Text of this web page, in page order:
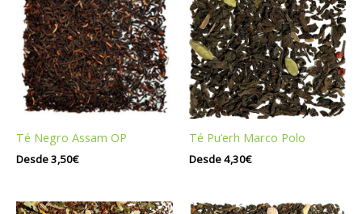
Té Negro Assam OP
Desde3,50€
Té Pu’erh Marco Polo
Desde4,30€